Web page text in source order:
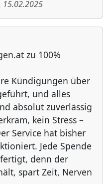
15.02.2025
zu 100%
Kündigungen über
und alles
absolut zuverlässig
kein Stress –
Service hat bisher
Jede Spende
denn der
spart Zeit, Nerven